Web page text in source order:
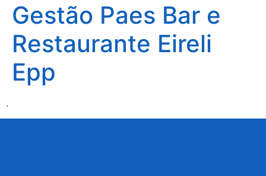
Gestão Paes Bar e
Restaurante Eireli
Epp
.